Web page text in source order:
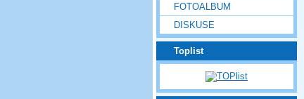
FOTOALBUM
DISKUSE
Toplist